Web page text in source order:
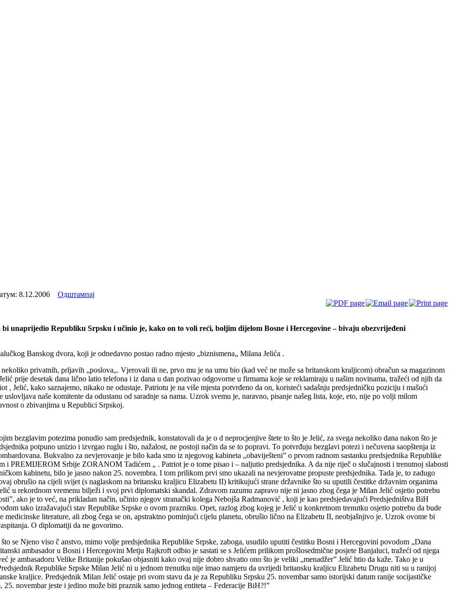
8.12.2006 Одштампај
unaprijedio Republiku Srpsku i učinio je, kako on to voli reći, boljim dijelom Bosne i Hercegovine – bivaju obezvrijeđeni
Banskog dvora, koji je odnedavno postao radno mjesto „biznismena„ Milana Jelića .
privatnih, prljavih „poslova„. Vjerovali ili ne, prvo mu je na umu bio (kad već ne može sa britanskom kraljicom) obračun sa magazinom
prije desetak dana lično latio telefona i iz dana u dan pozivao odgovorne u firmama koje se reklamiraju u našim novinama, tražeći od njih da
, Jelić, kako saznajemo, nikako ne odustaje. Patriotu je na više mjesta potvrđeno da on, koristeći sadašnju predsjedničku poziciju i mašući
naše komitente da odustanu od saradnje sa nama. Uzrok svemu je, naravno, pisanje našeg lista, koje, eto, nije po volji milom
o zbivanjima u Republici Srpskoj.
bezglavim potezima ponudio sam predsjednik, konstatovali da je o d neprocjenjive štete to što je Jelić, za svega nekoliko dana nakon što je
potpuno unizio i izvrgao ruglu i što, nažalost, ne postoji način da se to popravi. To potvrđuju bezglavi potezi i nečuvena saopštenja iz
Bukvalno za nevjerovanje je bilo kada smo iz njegovog kabineta „obaviješteni” o prvom radnom sastanku predsjednika Republike
PREMIJEROM Srbije ZORANOM Tadićem „ . Patriot je o tome pisao i – naljutio predsjednika. A da nije riječ o slučajnosti i trenutnoj slabosti
kabinetu, bilo je jasno nakon 25. novembra. I tom prilikom prvi smo ukazali na nevjerovatne propuste predsjednika. Tada je, to zadugo
obrušio na cijeli svijet (s naglaskom na britansku kraljicu Elizabetu II) kritikujući strane državnike što su uputili čestitke državnim organima
u rekordnom vremenu bilježi i svoj prvi diplomatski skandal. Zdravom razumu zapravo nije ni jasno zbog čega je Milan Jelić osjetio potrebu
ako je to već, na prikladan način, učinio njegov stranački kolega Nebojša Radmanović , koji je kao predsjedavajući Predsjedništva BiH
tako izražavajući stav Republike Srpske o ovom prazniku. Opet, razlog zbog kojeg je Jelić u konkretnom trenutku osjetio potrebu da bude
literature, ali zbog čega se on, apstraktno pominjući cijelu planetu, obrušio lično na Elizabetu II, neobjašnjivo je. Uzrok ovome bi
O diplomatiji da ne govorimo.
se Njeno viso č anstvo, mimo volje predsjednika Republike Srpske, zaboga, usudilo uputiti čestitku Bosni i Hercegovini povodom „Dana
ambasador u Bosni i Hercegovini Metju Rajkroft odbio je sastati se s Jelićem prilikom prošlosedmične posjete Banjaluci, tražeći od njega
je ambasadoru Velike Britanije pokušao objasniti kako ovaj nije dobro shvatio ono što je veliki „menadžer” Jelić htio da kaže. Tako je u
Republike Srpske Milan Jelić ni u jednom trenutku nije imao namjeru da uvrijedi britansku kraljicu Elizabetu Drugu niti su u ranijoj
kraljice. Predsjednik Milan Jelić ostaje pri svom stavu da je za Republiku Srpsku 25. novembar samo istorijski datum ranije socijastičke
novembar jeste i jedino može biti praznik samo jednog entiteta – Federacije BiH?!”